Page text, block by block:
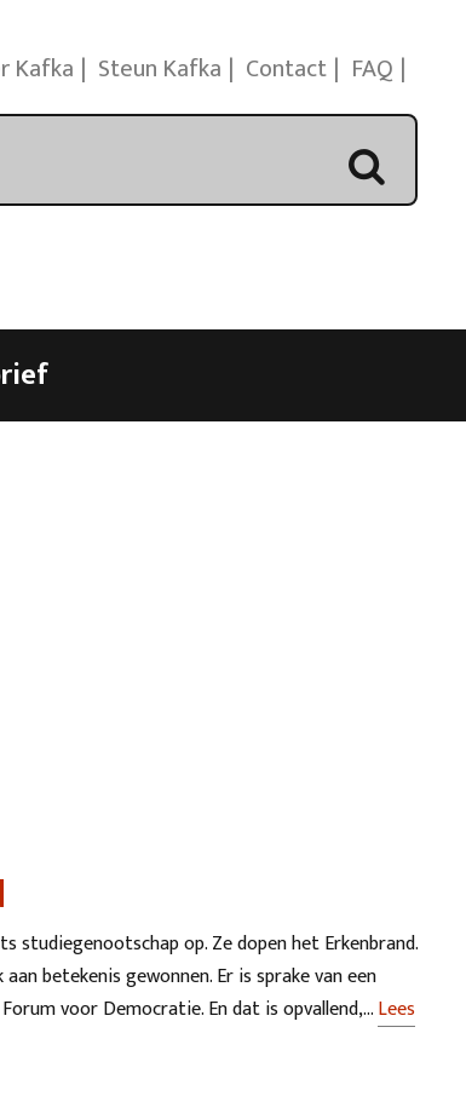
Kafka Steun Kafka Contact FAQ
studiegenootschap op. Ze dopen het Erkenbrand.
betekenis gewonnen. Er is sprake van een
voor Democratie. En dat is opvallend,…Lees